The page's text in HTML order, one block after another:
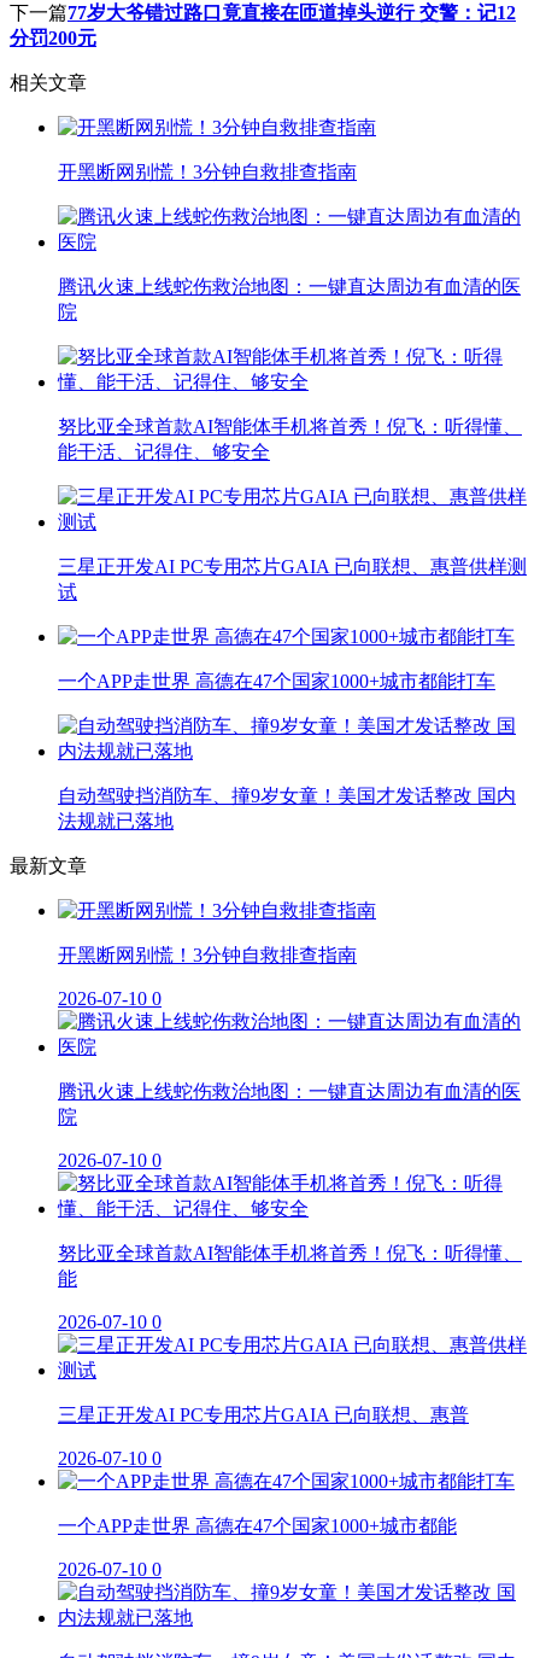
下一篇77岁大爷错过路口竟直接在匝道掉头逆行 交警：记12
分罚200元
相关文章
开黑断网别慌！3分钟自救排查指南
腾讯火速上线蛇伤救治地图：一键直达周边有血清的医
院
努比亚全球首款AI智能体手机将首秀！倪飞：听得懂、
能干活、记得住、够安全
三星正开发AI PC专用芯片GAIA 已向联想、惠普供样测
试
一个APP走世界 高德在47个国家1000+城市都能打车
自动驾驶挡消防车、撞9岁女童！美国才发话整改 国内
法规就已落地
最新文章
开黑断网别慌！3分钟自救排查指南
2026-07-10 0
腾讯火速上线蛇伤救治地图：一键直达周边有血清的医
院
2026-07-10 0
努比亚全球首款AI智能体手机将首秀！倪飞：听得懂、
能
2026-07-10 0
三星正开发AI PC专用芯片GAIA 已向联想、惠普
2026-07-10 0
一个APP走世界 高德在47个国家1000+城市都能
2026-07-10 0